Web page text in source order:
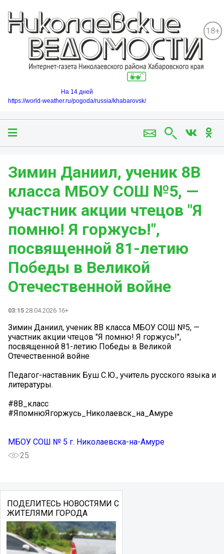
18+
На 14 дней
https://world-weather.ru/pogoda/russia/khabarovsk/
Зимин Даниил, ученик 8В
класса МБОУ СОШ №5, —
участник акции чтецов "Я
помню! Я горжусь!",
посвященной 81-летию
Победы в Великой
Отечественной войне ️
03:15 28.04.2026 16+
Зимин Даниил, ученик 8В класса МБОУ СОШ №5, —
участник акции чтецов "Я помню! Я горжусь!",
посвященной 81-летию Победы в Великой
Отечественной войне ️
Педагог-наставник Буш С.Ю., учитель русского языка и
литературы.
#8В_класс
#ЯпомнюЯгоржусь_Николаевск_на_Амуре
МБОУ СОШ № 5 г. Николаевска-на-Амуре
25
ПОДЕЛИТЕСЬ НОВОСТЯМИ С
ЖИТЕЛЯМИ ГОРОДА